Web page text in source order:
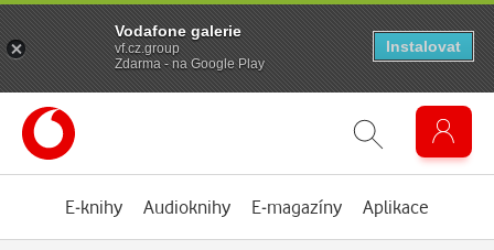
E-knihy Audioknihy E-magazíny Aplikace
Vodafone galerie
vf.cz.group
Zdarma - na Google Play
Instalovat